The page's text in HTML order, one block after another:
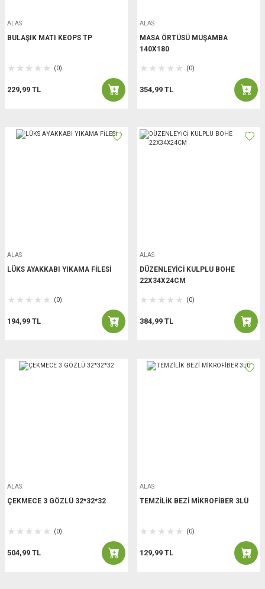
ALAS
BULAŞIK MATI KEOPS TP
(0)
229,99 TL
ALAS
MASA ÖRTÜSÜ MUŞAMBA
140X180
(0)
354,99 TL
ALAS
LÜKS AYAKKABI YIKAMA FİLESİ
(0)
194,99 TL
ALAS
DÜZENLEYİCİ KULPLU BOHE
22X34X24CM
(0)
384,99 TL
ALAS
ÇEKMECE 3 GÖZLÜ 32*32*32
(0)
504,99 TL
ALAS
TEMZİLİK BEZİ MİKROFİBER 3LÜ
(0)
129,99 TL